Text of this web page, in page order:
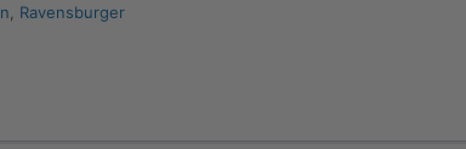
Ravensburger